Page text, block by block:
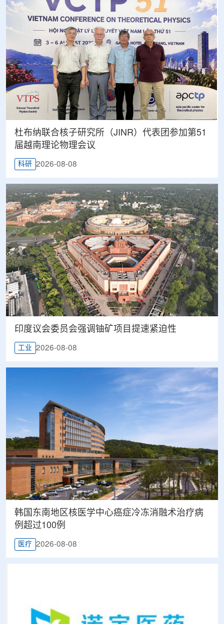
杜布纳联合核子研究所（JINR）代表团参加第51
届越南理论物理会议
科研 2026-08-08
印度议会委员会强调铀矿项目提速紧迫性
工业 2026-08-08
韩国东南地区核医学中心癌症冷冻消融术治疗病
例超过100例
医疗 2026-08-08